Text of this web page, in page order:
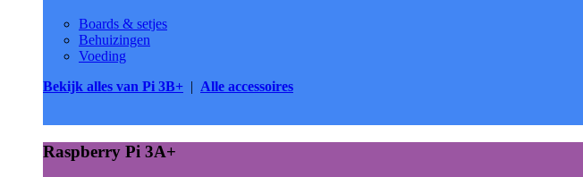
Boards & setjes
Behuizingen
Voeding
Bekijk alles van Pi 3B+ | Alle accessoires
Raspberry Pi 3A+